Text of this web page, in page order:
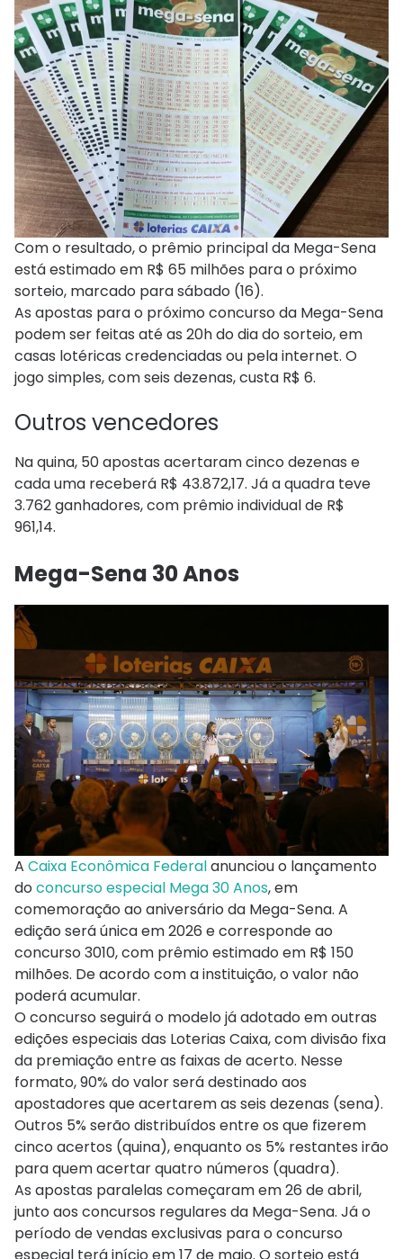
Com o resultado, o prêmio principal da Mega-Sena
está estimado em R$ 65 milhões para o próximo
sorteio, marcado para sábado (16).
As apostas para o próximo concurso da Mega-Sena
podem ser feitas até as 20h do dia do sorteio, em
casas lotéricas credenciadas ou pela internet. O
jogo simples, com seis dezenas, custa R$ 6.
Outros vencedores
Na quina, 50 apostas acertaram cinco dezenas e
cada uma receberá R$ 43.872,17. Já a quadra teve
3.762 ganhadores, com prêmio individual de R$
961,14.
Mega-Sena 30 Anos
A Caixa Econômica Federalanunciou o lançamento
do concurso especial Mega 30 Anos, em
comemoração ao aniversário da Mega-Sena. A
edição será única em 2026 e corresponde ao
concurso 3010, com prêmio estimado em R$ 150
milhões. De acordo com a instituição, o valor não
poderá acumular.
O concurso seguirá o modelo já adotado em outras
edições especiais das Loterias Caixa, com divisão fixa
da premiação entre as faixas de acerto. Nesse
formato, 90% do valor será destinado aos
apostadores que acertarem as seis dezenas (sena).
Outros 5% serão distribuídos entre os que fizerem
cinco acertos (quina), enquanto os 5% restantes irão
para quem acertar quatro números (quadra).
As apostas paralelas começaram em 26 de abril,
junto aos concursos regulares da Mega-Sena. Já o
período de vendas exclusivas para o concurso